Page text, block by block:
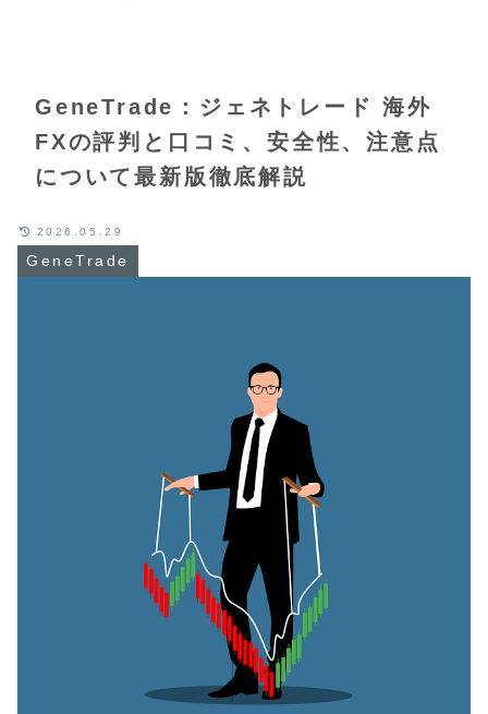
GeneTrade：ジェネトレード 海外
FXの評判と口コミ、安全性、注意点
について最新版徹底解説
GeneTrade
2026.05.29